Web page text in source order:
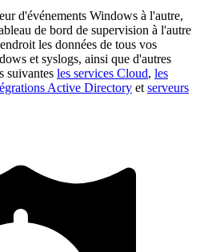
d'événements Windows à l'autre,
de bord de supervision à l'autre
les données de tous vos
et syslogs, ainsi que d'autres
suivantes les services Cloud, les
Active Directory et serveurs